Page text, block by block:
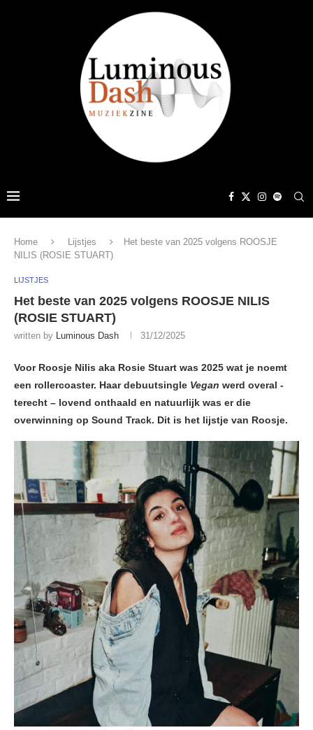
Home Lijstjes
Het beste van 2025 volgens ROOSJE
NILIS (ROSIE STUART)
LIJSTJES
Het beste van 2025 volgens ROOSJE NILIS
(ROSIE STUART)
written by Luminous Dash 31/12/2025
Voor Roosje Nilis aka Rosie Stuart was 2025 wat je noemt
een rollercoaster. Haar debuutsingle Vegan werd overal -
terecht – lovend onthaald en natuurlijk was er die
overwinning op Sound Track. Dit is het lijstje van Roosje.